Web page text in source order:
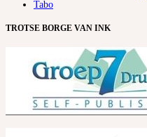
Tabo
TROTSE BORGE VAN INK